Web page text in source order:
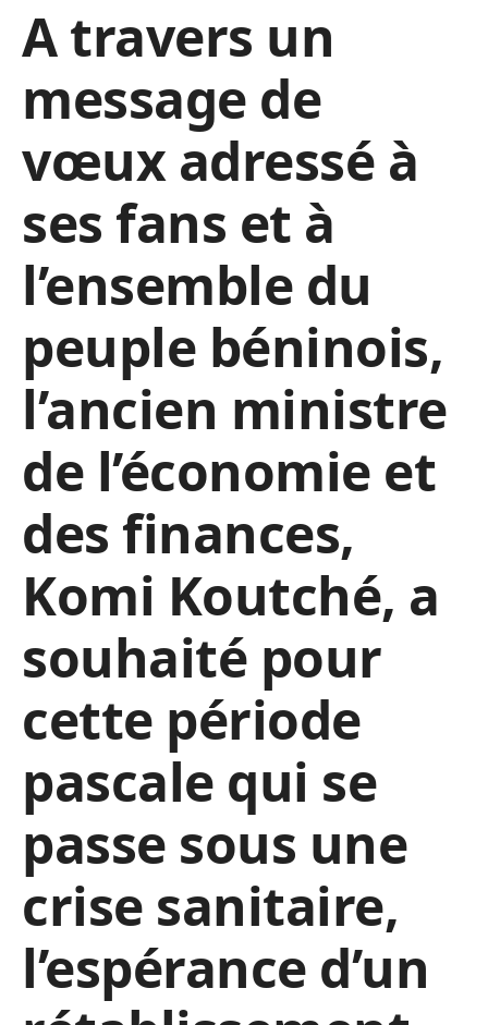
A travers un
message de
vœux adressé à
ses fans et à
l’ensemble du
peuple béninois,
l’ancien ministre
de l’économie et
des finances,
Komi Koutché, a
souhaité pour
cette période
pascale qui se
passe sous une
crise sanitaire,
l’espérance d’un